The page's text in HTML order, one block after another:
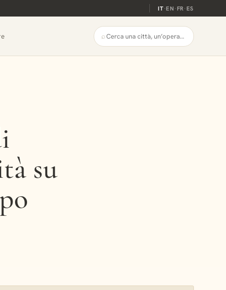
IT·EN · FR· ES
⌕
su